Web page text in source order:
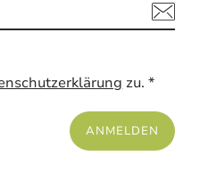
zu. *
ANMELDEN